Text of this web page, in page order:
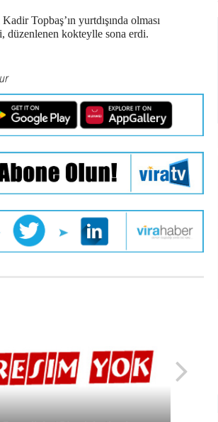
Topbaş’ın yurtdışında olması
düzenlenen kokteylle sona erdi.